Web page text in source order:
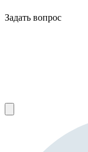
Задать вопрос